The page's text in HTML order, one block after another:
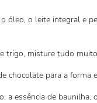
óleo, o leite integral e
trigo, misture tudo
chocolate para a forma
a essência de